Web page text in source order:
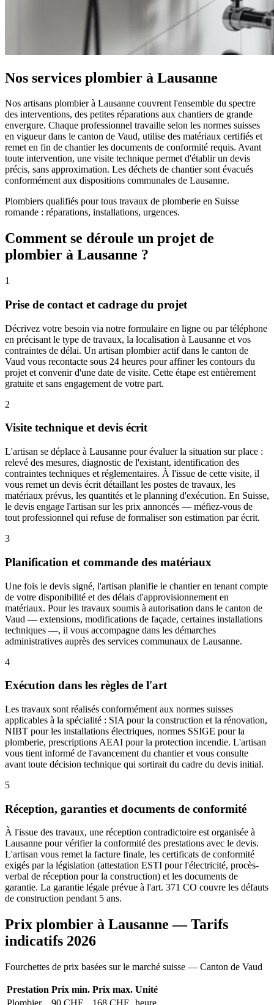
Nos services plombier à Lausanne
Nos artisans plombier à Lausanne couvrent l'ensemble du spectre
des interventions, des petites réparations aux chantiers de grande
envergure. Chaque professionnel travaille selon les normes suisses
en vigueur dans le canton de Vaud, utilise des matériaux certifiés et
remet en fin de chantier les documents de conformité requis. Avant
toute intervention, une visite technique permet d'établir un devis
précis, sans approximation. Les déchets de chantier sont évacués
conformément aux dispositions communales de Lausanne.
Plombiers qualifiés pour tous travaux de plomberie en Suisse
romande : réparations, installations, urgences.
Comment se déroule un projet de
plombier à Lausanne ?
1
Prise de contact et cadrage du projet
Décrivez votre besoin via notre formulaire en ligne ou par téléphone
en précisant le type de travaux, la localisation à Lausanne et vos
contraintes de délai. Un artisan plombier actif dans le canton de
Vaud vous recontacte sous 24 heures pour affiner les contours du
projet et convenir d'une date de visite. Cette étape est entièrement
gratuite et sans engagement de votre part.
2
Visite technique et devis écrit
L'artisan se déplace à Lausanne pour évaluer la situation sur place :
relevé des mesures, diagnostic de l'existant, identification des
contraintes techniques et réglementaires. À l'issue de cette visite, il
vous remet un devis écrit détaillant les postes de travaux, les
matériaux prévus, les quantités et le planning d'exécution. En Suisse,
le devis engage l'artisan sur les prix annoncés — méfiez-vous de
tout professionnel qui refuse de formaliser son estimation par écrit.
3
Planification et commande des matériaux
Une fois le devis signé, l'artisan planifie le chantier en tenant compte
de votre disponibilité et des délais d'approvisionnement en
matériaux. Pour les travaux soumis à autorisation dans le canton de
Vaud — extensions, modifications de façade, certaines installations
techniques —, il vous accompagne dans les démarches
administratives auprès des services communaux de Lausanne.
4
Exécution dans les règles de l'art
Les travaux sont réalisés conformément aux normes suisses
applicables à la spécialité : SIA pour la construction et la rénovation,
NIBT pour les installations électriques, normes SSIGE pour la
plomberie, prescriptions AEAI pour la protection incendie. L'artisan
vous tient informé de l'avancement du chantier et vous consulte
avant toute décision technique qui sortirait du cadre du devis initial.
5
Réception, garanties et documents de conformité
À l'issue des travaux, une réception contradictoire est organisée à
Lausanne pour vérifier la conformité des prestations avec le devis.
L'artisan vous remet la facture finale, les certificats de conformité
exigés par la législation (attestation ESTI pour l'électricité, procès-
verbal de réception pour la construction) et les documents de
garantie. La garantie légale prévue à l'art. 371 CO couvre les défauts
de construction pendant 5 ans.
Prix plombier à Lausanne — Tarifs
indicatifs 2026
Fourchettes de prix basées sur le marché suisse — Canton de Vaud
Prestation Prix min. Prix max. Unité